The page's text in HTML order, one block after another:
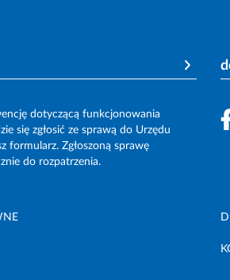
dotyczącą funkcjonowania
się zgłosić ze sprawą do Urzędu
formularz. Zgłoszoną sprawę
do rozpatrzenia.